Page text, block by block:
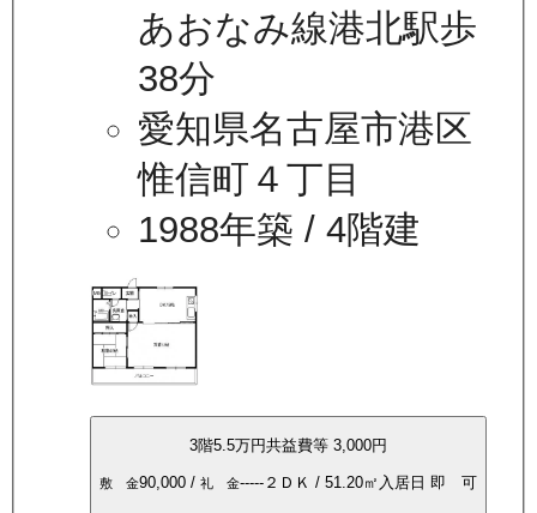
あおなみ線港北駅歩
38分
愛知県名古屋市港区
惟信町４丁目
1988年築 / 4階建
3階5.5万円共益費等3,000円
敷 金90,000 /礼 金----- ２ＤＫ /51.20㎡ 入居日 即 可